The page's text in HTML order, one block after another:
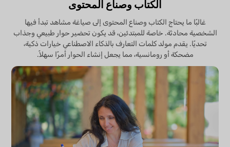
الكتاب وصناع المحتوى
غالبًا ما يحتاج الكتاب وصناع المحتوى إلى صياغة مشاهد تبدأ فيها
الشخصية محادثة. خاصة للمبتدئين، قد يكون تحضير حوار طبيعي وجذاب
تحديًا. يقدم مولد كلمات التعارف بالذكاء الاصطناعي خيارات ذكية،
مضحكة أو رومانسية، مما يجعل إنشاء الحوار أمرًا سهلاً.